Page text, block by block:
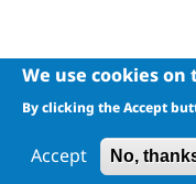
We use cookies
By clicking the Accept
Accept
No,